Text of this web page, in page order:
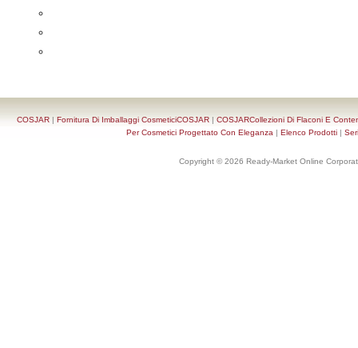
COSJAR | Fornitura Di Imballaggi CosmeticiCOSJAR | COSJARCollezioni Di Flaconi E
Per Cosmetici Progettato Con Eleganza | Elenco Prodotti|
Copyright © 2026 Ready-Market Online